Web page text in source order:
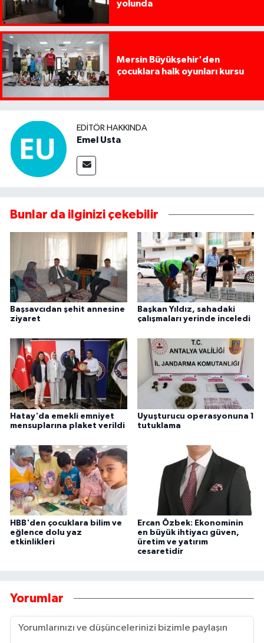
yolunda
Mersin Büyükşehir'den
çocuklara halk oyunları kursu
EDITÖR HAKKINDA
Emel Usta
Bunlar da ilginizi çekebilir
Başsavcıdan şehit annesine
ziyaret
Başkan Yıldız, sahadaki
çalışmaları yerinde inceledi
Hatay'da emekli emniyet
mensuplarına plaket verildi
Uyuşturucu operasyonuna 1
tutuklama
HBB'den çocuklara bilim ve
eğlence dolu yaz
etkinlikleri
Ercan Özbek: Ekonominin
en büyük ihtiyacı güven,
üretim ve yatırım
cesaretidir
Yorumlar